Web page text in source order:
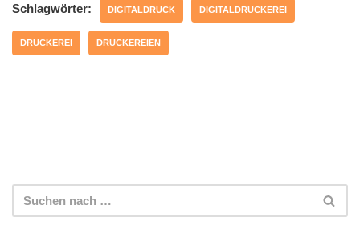
Schlagwörter: DIGITALDRUCK DIGITALDRUCKEREI
DRUCKEREI DRUCKEREIEN